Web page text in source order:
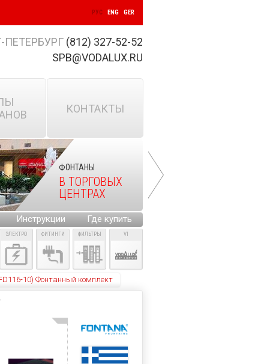
РУС ENG GER
ПЕТЕРБУРГ (812) 327-52-52
SPB@VODALUX.RU
КОНТАКТЫ
ФОНТАНЫ
В ТОРГОВЫХ
ЦЕНТРАХ
Инструкции Где купить
ЭЛЕКТРО ФИТИНГИ ФИЛЬТРЫ VI
10) Фонтанный комплект